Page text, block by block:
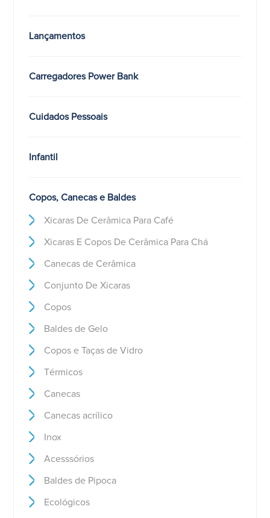
Lançamentos
Carregadores Power Bank
Cuidados Pessoais
Infantil
Copos, Canecas e Baldes
Xicaras De Cerâmica Para Café
Xicaras E Copos De Cerâmica Para Chá
Canecas de Cerâmica
Conjunto De Xicaras
Copos
Baldes de Gelo
Copos e Taças de Vidro
Térmicos
Canecas
Canecas acrílico
Inox
Acesssórios
Baldes de Pipoca
Ecológicos